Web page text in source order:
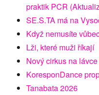
praktik PCR
SE.S.TA má na
Když nemusíte
Lži, které muži říkají
Nový cirkus na
KoresponDance
Tanabata 2026